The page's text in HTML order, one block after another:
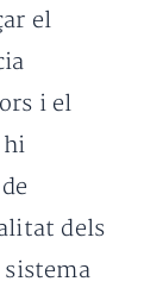
el
i el
hi
dels